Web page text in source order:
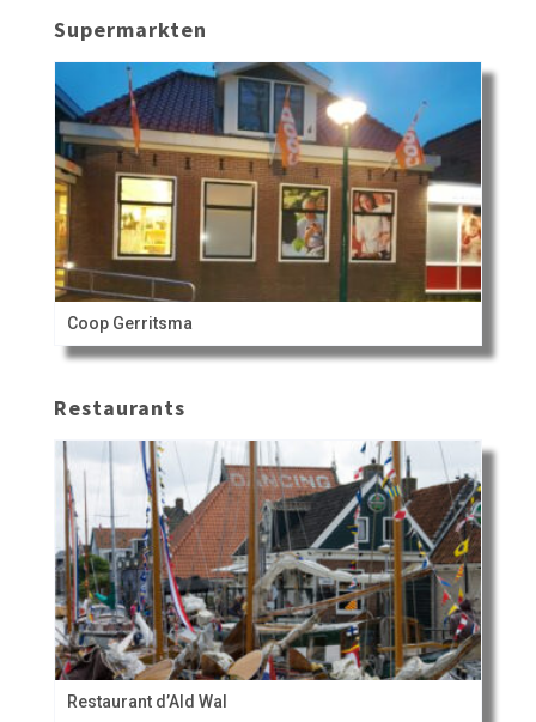
Supermarkten
Coop Gerritsma
Restaurants
Restaurant d’Ald Wal